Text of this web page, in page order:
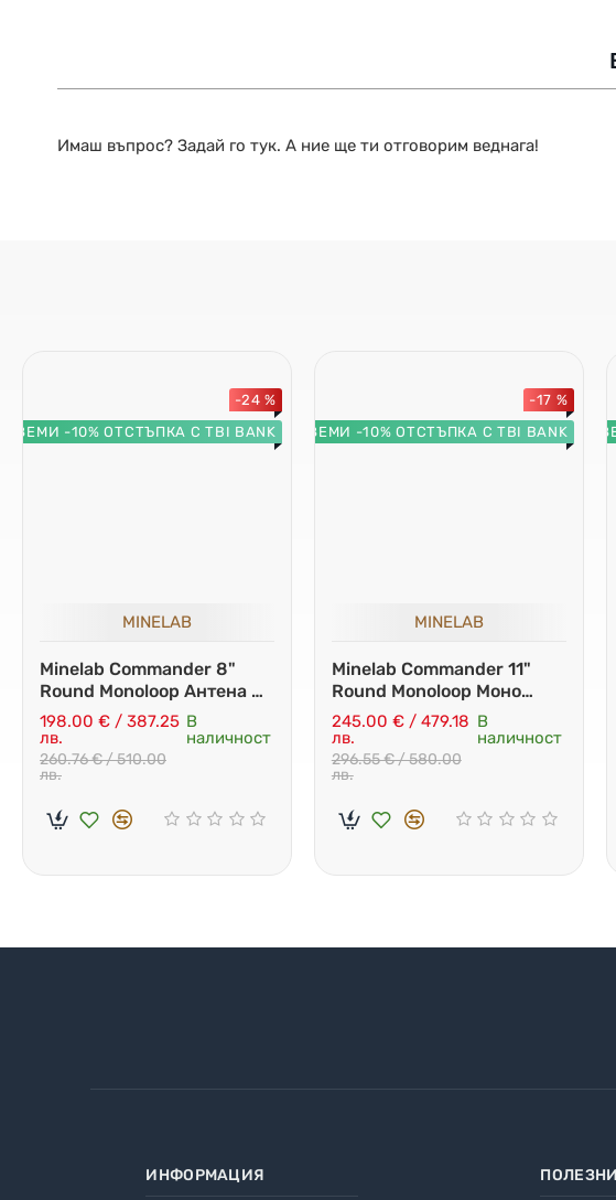
Имаш въпрос? Задай го тук. А ние ще ти отговорим веднага!
ВЗЕМИ -10% ОТСТЪПКА С TBI BANK
-24 %
MINELAB
Minelab Commander 8"
Round Monoloop Антена +
Безплатна доставка
198.00 € / 387.25
лв.
260.76 € / 510.00
лв.
В
наличност
ВЗЕМИ -10% ОТСТЪПКА С TBI BANK
-17 %
MINELAB
Minelab Commander 11"
Round Monoloop Моно
Сонда
245.00 € / 479.18
лв.
296.55 € / 580.00
лв.
В
наличност
ИНФОРМАЦИЯ